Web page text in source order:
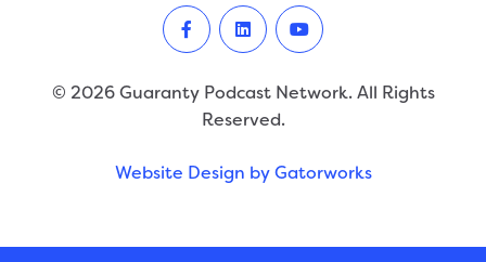
FacebookLinkedInYoutube
© 2026 Guaranty Podcast Network. All Rights
Reserved.
Website Design by Gatorworks